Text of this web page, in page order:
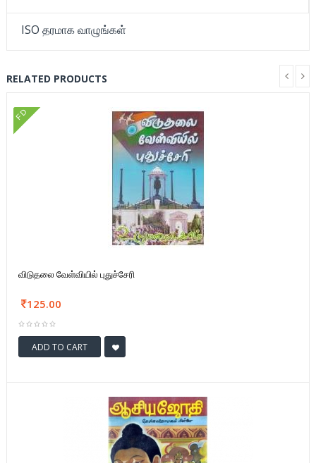
ISO தரமாக வாழுங்கள்
RELATED PRODUCTS
FD
விடுதலை வேள்வியில் புதுச்சேரி
125.00
ADD TO CART